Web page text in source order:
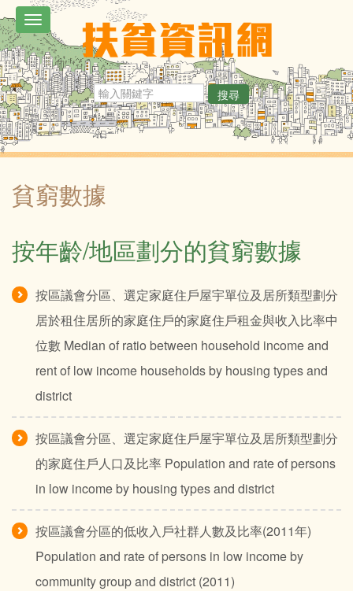
移
至
主
內
容
Toggle
navigation
搜尋
貧窮數據
按年齡/地區劃分的貧窮數據
按區議會分區、選定家庭住戶屋宇單位及居所類型劃分
居於租住居所的家庭住戶的家庭住戶租金與收入比率中
位數 Median of ratio between household income and
rent of low income households by housing types and
district
按區議會分區、選定家庭住戶屋宇單位及居所類型劃分
的家庭住戶人口及比率 Population and rate of persons
in low income by housing types and district
按區議會分區的低收入戶社群人數及比率(2011年)
Population and rate of persons in low income by
community group and district (2011)